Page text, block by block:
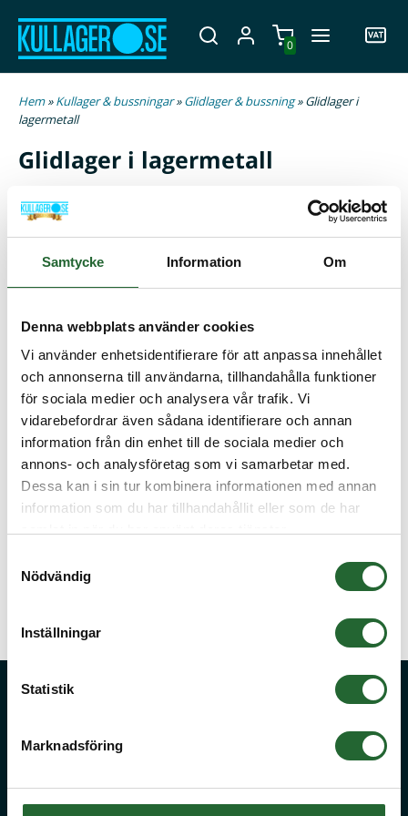
Samtycke Information Om
Denna webbplats använder cookies
Vi använder enhetsidentifierare för att anpassa innehållet
och annonserna till användarna, tillhandahålla funktioner
för sociala medier och analysera vår trafik. Vi
vidarebefordrar även sådana identifierare och annan
information från din enhet till de sociala medier och
annons- och analysföretag som vi samarbetar med.
Dessa kan i sin tur kombinera informationen med annan
information som du har tillhandahållit eller som de har
Nödvändig
Inställningar
Statistik
Marknadsföring
0
Hem»Kullager & bussningar»Glidlager & bussning» Glidlager i
lagermetall
Glidlager i lagermetall
Här hittar du glidlager med eller utan fläns. Lagrena är
svarvade i solid brons (Rg7) och anpassar sig till en rad
invändigt smörjspår som bygger upp en smörjfilm över
hela glidytan för minskad friktion vid uppstart och under
även smutsiga miljöer utmärkt. Vi erbjuder ett brett
sortiment av olika storlekar och modeller som passar till
både industri och entreprenad. Upptäck vårt utbud här och
kontakta oss gärna vid frågor.
Stora kvantiteter eller önskar du offert på något du inte hittar på vår
sida? Kontakta då vår kunniga kundservice på
info@kullager.se